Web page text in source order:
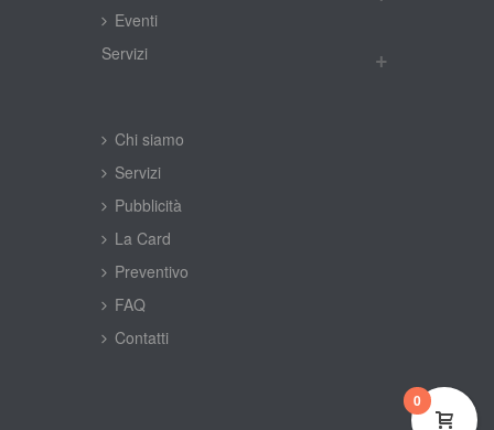
Eventi
Servizi
Chi siamo
Servizi
Pubblicità
La Card
Preventivo
FAQ
Contatti
0